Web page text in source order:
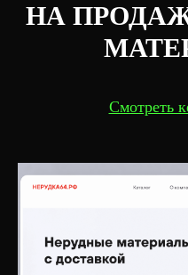
НА
Смотреть